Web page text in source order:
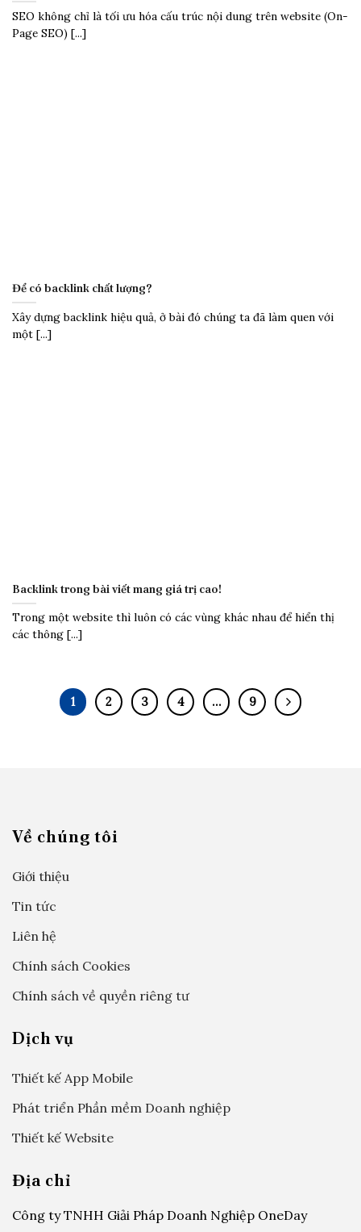
SEO không chỉ là tối ưu hóa cấu trúc nội dung trên website (On-
Page SEO) [...]
Để có backlink chất lượng?
Xây dựng backlink hiệu quả, ở bài đó chúng ta đã làm quen với
một [...]
Backlink trong bài viết mang giá trị cao!
Trong một website thì luôn có các vùng khác nhau để hiển thị
các thông [...]
1 2 3 4 … 9
Về chúng tôi
Giới thiệu
Tin tức
Liên hệ
Chính sách Cookies
Chính sách về quyền riêng tư
Dịch vụ
Thiết kế App Mobile
Phát triển Phần mềm Doanh nghiệp
Thiết kế Website
Địa chỉ
Công ty TNHH Giải Pháp Doanh Nghiệp OneDay